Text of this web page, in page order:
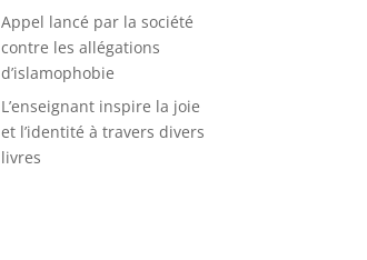
Appel lancé par la société
contre les allégations
d’islamophobie
L’enseignant inspire la joie
et l’identité à travers divers
livres